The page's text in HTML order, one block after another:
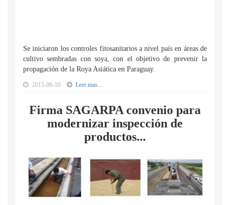
Se iniciaron los controles fitosanitarios a nivel país en áreas de
cultivo sembradas con soya, con el objetivo de prevenir la
propagación de la Roya Asiática en Paraguay.
2015-06-10 Leer mas...
Firma SAGARPA convenio para
modernizar inspección de
productos...